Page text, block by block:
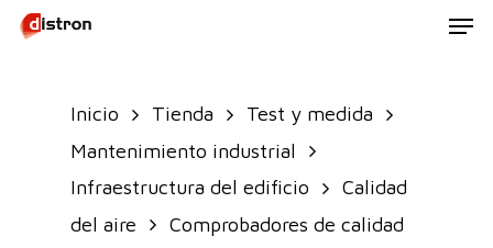
Skip
Inicio Tienda
Test y medida
Mantenimiento industrial
Infraestructura del edificio
Calidad
del aire
Comprobadores de calidad